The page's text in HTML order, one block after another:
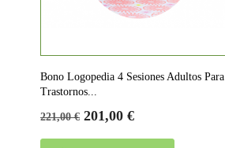
Bono Logopedia 4 Sesiones Adultos Para
Trastornos...
Precio
221,00 € Precio
201,00 €